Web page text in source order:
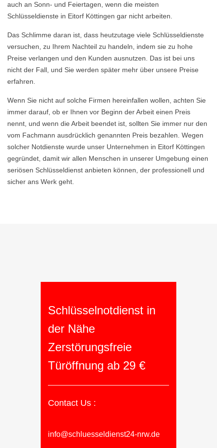
auch an Sonn- und Feiertagen, wenn die meisten
Schlüsseldienste in Eitorf Köttingen gar nicht arbeiten.
Das Schlimme daran ist, dass heutzutage viele Schlüsseldienste
versuchen, zu Ihrem Nachteil zu handeln, indem sie zu hohe
Preise verlangen und den Kunden ausnutzen. Das ist bei uns
nicht der Fall, und Sie werden später mehr über unsere Preise
erfahren.
Wenn Sie nicht auf solche Firmen hereinfallen wollen, achten Sie
immer darauf, ob er Ihnen vor Beginn der Arbeit einen Preis
nennt, und wenn die Arbeit beendet ist, sollten Sie immer nur den
vom Fachmann ausdrücklich genannten Preis bezahlen. Wegen
solcher Notdienste wurde unser Unternehmen in Eitorf Köttingen
gegründet, damit wir allen Menschen in unserer Umgebung einen
seriösen Schlüsseldienst anbieten können, der professionell und
sicher ans Werk geht.
Schlüsselnotdienst in
der Nähe
Zerstörungsfreie
Türöffnung ab 29 €
Contact Us :
info@schluesseldienst24-nrw.de